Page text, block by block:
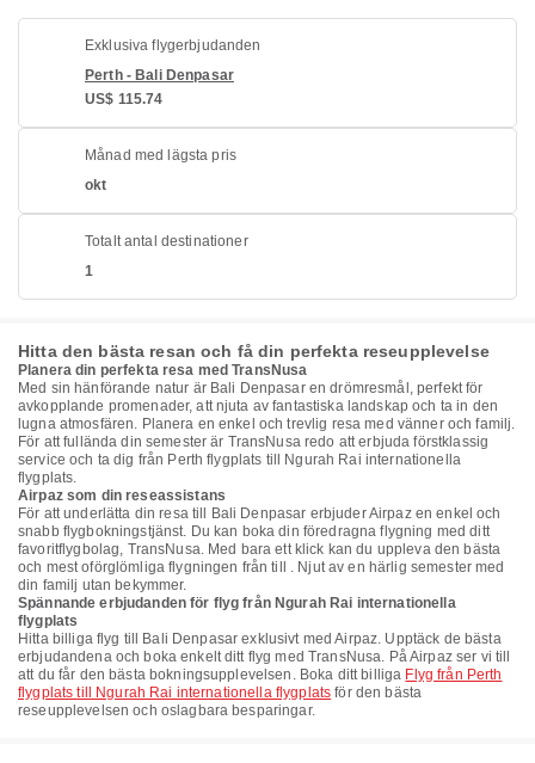
Exklusiva flygerbjudanden
Perth - Bali Denpasar
US$ 115.74
Månad med lägsta pris
okt
Totalt antal destinationer
1
Hitta den bästa resan och få din perfekta reseupplevelse
Planera din perfekta resa med TransNusa
Med sin hänförande natur är Bali Denpasar en drömresmål, perfekt för
avkopplande promenader, att njuta av fantastiska landskap och ta in den
lugna atmosfären. Planera en enkel och trevlig resa med vänner och familj.
För att fullända din semester är TransNusa redo att erbjuda förstklassig
service och ta dig från Perth flygplats till Ngurah Rai internationella
flygplats.
Airpaz som din reseassistans
För att underlätta din resa till Bali Denpasar erbjuder Airpaz en enkel och
snabb flygbokningstjänst. Du kan boka din föredragna flygning med ditt
favoritflygbolag, TransNusa. Med bara ett klick kan du uppleva den bästa
och mest oförglömliga flygningen från till . Njut av en härlig semester med
din familj utan bekymmer.
Spännande erbjudanden för flyg från Ngurah Rai internationella
flygplats
Hitta billiga flyg till Bali Denpasar exklusivt med Airpaz. Upptäck de bästa
erbjudandena och boka enkelt ditt flyg med TransNusa. På Airpaz ser vi till
att du får den bästa bokningsupplevelsen. Boka ditt billiga Flyg från Perth
flygplats till Ngurah Rai internationella flygplats för den bästa
reseupplevelsen och oslagbara besparingar.